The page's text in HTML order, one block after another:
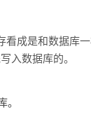
看成是和数据库
入数据库的。